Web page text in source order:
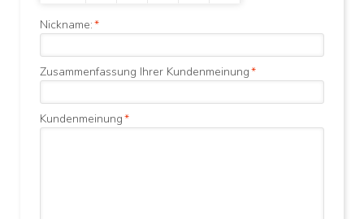
*
Nickname:
*
Zusammenfassung Ihrer Kundenmeinung
*
Kundenmeinung